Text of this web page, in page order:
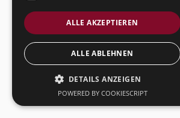
ALLE AKZEPTIEREN
ALLE ABLEHNEN
DETAILS ANZEIGEN
POWERED BY COOKIESCRIPT